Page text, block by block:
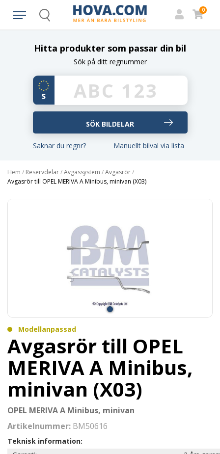
Search
0
Hitta produkter som passar din bil
Sök på ditt regnummer
Saknar du regnr? Manuellt bilval via lista
Hem / Reservdelar/Avgassystem /Avgasrör/
Avgasrör till OPEL MERIVA A Minibus, minivan (X03)
Modellanpassad
Avgasrör till OPEL
MERIVA A Minibus,
minivan (X03)
OPEL MERIVA A Minibus, minivan
Artikelnummer: BM50616
Teknisk information: